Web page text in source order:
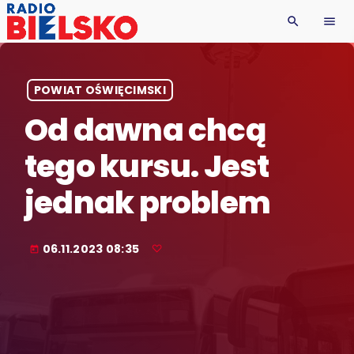
search menu
POWIAT OŚWIĘCIMSKI
Od dawna chcą
tego kursu. Jest
jednak problem
today 06.11.2023 08:35